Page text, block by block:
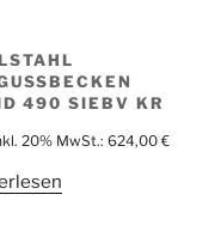
490 SIEBV KR
20% MwSt.: 624,00 €